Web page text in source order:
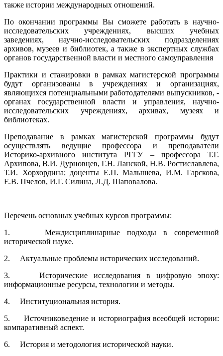
также истории международных отношений.
По окончании программы Вы сможете работать в научно-
исследовательских учреждениях, высших учебных
заведениях, научно-исследовательских подразделениях
архивов, музеев и библиотек, а также в экспертных службах
органов государственной власти и местного самоуправления
Практики и стажировки в рамках магистерской программы
будут организованы в учреждениях и организациях,
являющихся потенциальными работодателями выпускников, -
органах государственной власти и управления, научно-
исследовательских учреждениях, архивах, музеях и
библиотеках.
Преподавание в рамках магистерской программы будут
осуществлять ведущие профессора и преподаватели
Историко-архивного института РГГУ – профессора Т.Г.
Архипова, В.И. Дурновцев, Г.Н. Ланской, Н.В. Ростиславлева,
Т.И. Хорхордина; доценты Е.П. Малышева, И.М. Гарскова,
Е.В. Пчелов, И.Г. Силина, Л.Д. Шаповалова.
Перечень основных учебных курсов программы:
1. Междисциплинарные подходы в современной
исторической науке.
2. Актуальные проблемы исторических исследований.
3. Исторические исследования в цифровую эпоху:
информационные ресурсы, технологии и методы.
4. Институциональная история.
5. Источниковедение и историография всеобщей истории:
компаративный аспект.
6. История и методология исторической науки.